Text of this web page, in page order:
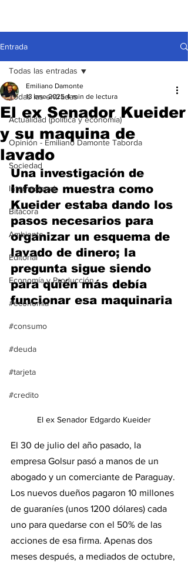
Entrada
Todas las entradas
Actualidad (política y economía)
Opinión - Emiliano Damonte Taborda
Sociedad
Internacional
Bitácora
Ambiente
Editorial
Economía y Producción
#economia
#consumo
#deuda
#tarjeta
#credito
Todas las entradas
El ex Senador Kueider
y su maquina de
lavado
Emiliano Damonte
13 ene 2025 4 min de lectura
Una investigación de
Infobae muestra como
Kueider estaba dando los
pasos necesarios para
organizar un esquema de
lavado de dinero; la
pregunta sigue siendo
para quién más debía
funcionar esa maquinaria
El ex Senador Edgardo Kueider
El 30 de julio del año pasado, la
empresa Golsur pasó a manos de un
abogado y un comerciante de Paraguay.
Los nuevos dueños pagaron 10 millones
de guaraníes (unos 1200 dólares) cada
uno para quedarse con el 50% de las
acciones de esa firma. Apenas dos
meses después, a mediados de octubre,